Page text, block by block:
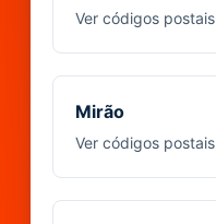
Ver códigos postais
Mirão
Ver códigos postais